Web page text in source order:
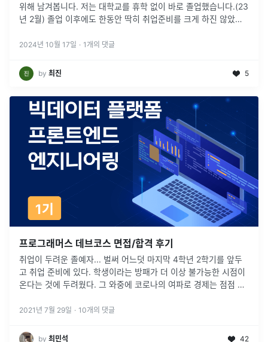
위해 남겨봅니다. 저는 대학교를 휴학 없이 바로 졸업했습니다.(23
년 2월) 졸업 이후에도 한동안 딱히 취업준비를 크게 하진 않았어
는...
2024년 10월 17일 · 1 개의 댓글
by 최진 5
프로그래머스 데브코스 면접/합격 후기
취업이 두려운 졸예자... 벌써 어느덧 마지막 4학년 2학기를 앞두
고 취업 준비에 있다. 학생이라는 방패가 더 이상 불가능한 시점이
온다는 것에 두려웠다. 그 와중에 코로나의 여파로 경제는 점점 더
이...
2021년 7월 29일 · 10개의 댓글
by 최민석 42